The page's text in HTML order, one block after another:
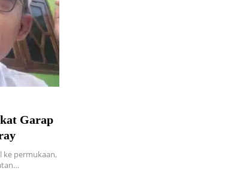
Garap
ke permukaan,